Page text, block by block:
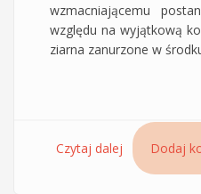
wzmacniającemu
względu na wyjątkową
ziarna zanurzone w
Czytaj dalej wpis
Agafii z
Dodaj